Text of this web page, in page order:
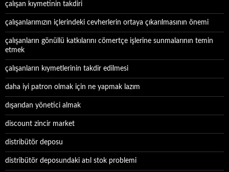
çalışan kıymetinin takdiri
çalışanlarımızın içlerindeki cevherlerin ortaya çıkarılmasının önemi
çalışanların gönüllü katkılarını cömertçe işlerine sunmalarının temin
etmek
çalışanların kıymetlerinin takdir edilmesi
daha iyi patron olmak için ne yapmak lazım
dışarıdan yönetici almak
discount zincir market
distribütör deposu
distribütör deposundaki atıl stok problemi